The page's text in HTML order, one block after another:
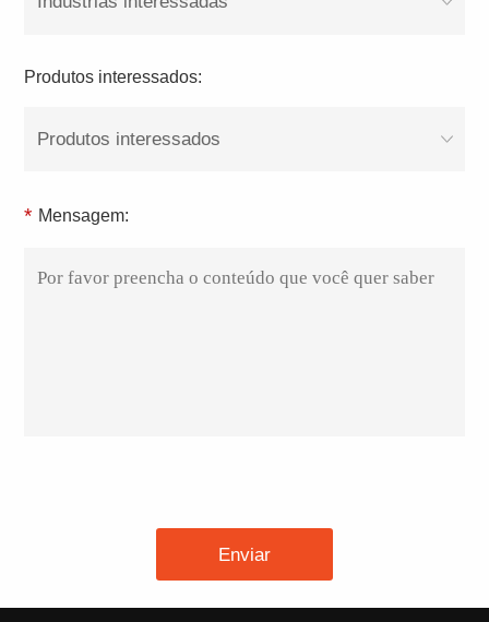
Produtos interessados:
Produtos interessados
* Mensagem:
Enviar